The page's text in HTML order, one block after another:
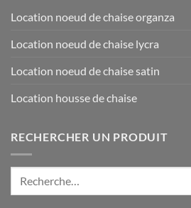
Location noeud de chaise organza
Location noeud de chaise lycra
Location noeud de chaise satin
Location housse de chaise
RECHERCHER UN PRODUIT